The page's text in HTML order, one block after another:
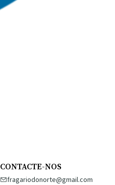
CONTACTE-NOS
fragariodonorte@gmail.com